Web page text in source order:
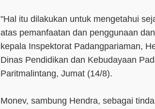
"Hal itu dilakukan untuk mengetahui
atas pemanfaatan dan penggunaan
kepala Inspektorat Padangpariaman,
Dinas Pendidikan dan Kebudayaan
Paritmalintang, Jumat (14/8).
Monev, sambung Hendra, sebagai